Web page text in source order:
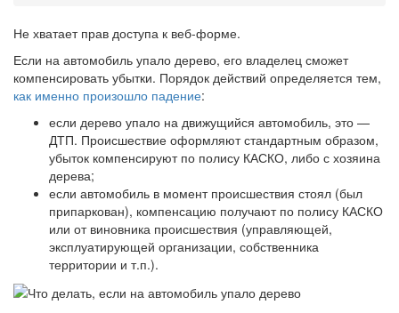
Не хватает прав доступа к веб-форме.
Если на автомобиль упало дерево, его владелец сможет
компенсировать убытки. Порядок действий определяется тем,
как именно произошло падение:
если дерево упало на движущийся автомобиль, это —
ДТП. Происшествие оформляют стандартным образом,
убыток компенсируют по полису КАСКО, либо с хозяина
дерева;
если автомобиль в момент происшествия стоял (был
припаркован), компенсацию получают по полису КАСКО
или от виновника происшествия (управляющей,
эксплуатирующей организации, собственника
территории и т.п.).